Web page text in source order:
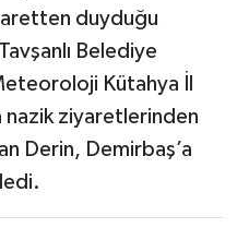
duyduğu
Belediye
Kütahya İl
nazik ziyaretlerinden
Derin, Demirbaş’a